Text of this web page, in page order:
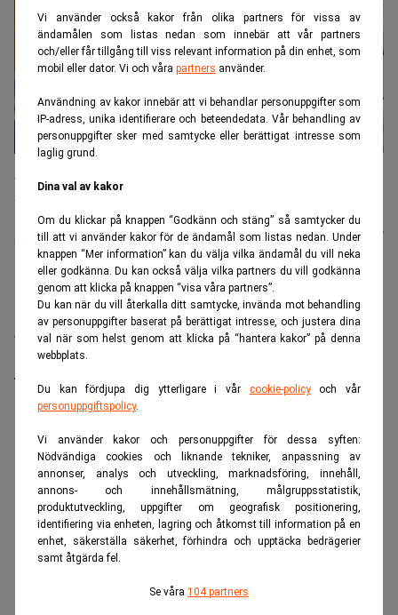
Vi använder också kakor från olika partners för vissa av
ändamålen som listas nedan som innebär att vår partners
och/eller får tillgång till viss relevant information på din enhet, som
mobil eller dator. Vi och våra partners använder.
Användning av kakor innebär att vi behandlar personuppgifter som
IP-adress, unika identifierare och beteendedata. Vår behandling av
personuppgifter sker med samtycke eller berättigat intresse som
laglig grund.
Dina val av kakor
Om du klickar på knappen “Godkänn och stäng” så samtycker du
till att vi använder kakor för de ändamål som listas nedan. Under
knappen “Mer information” kan du välja vilka ändamål du vill neka
eller godkänna. Du kan också välja vilka partners du vill godkänna
genom att klicka på knappen “visa våra partners”.
Du kan när du vill återkalla ditt samtycke, invända mot behandling
av personuppgifter baserat på berättigat intresse, och justera dina
val när som helst genom att klicka på “hantera kakor” på denna
webbplats.
Du kan fördjupa dig ytterligare i vår cookie-policyoch vår
personuppgiftspolicy.
Vi använder kakor och personuppgifter för dessa syften:
Nödvändiga cookies och liknande tekniker, anpassning av
annonser, analys och utveckling, marknadsföring, innehåll,
annons- och innehållsmätning, målgruppsstatistik,
produktutveckling, uppgifter om geografisk positionering,
identifiering via enheten, lagring och åtkomst till information på en
enhet, säkerställa säkerhet, förhindra och upptäcka bedrägerier
samt åtgärda fel.
Se våra 104 partners
Pete Hegseth och den amerikanska militären har problem med
tillgången till aluminium. (Foto: Nathan Howard /AP/Stian Lysberg
Johan
Colliander
Publicerad: 09 aug. 2026
Ett amerikanskt krigsspel förra sommaren pekade ut
en kritisk sårbarhet i landets aluminiumförsörjning –
månader innan USA gick till attack mot Iran. Det
framgår av en analys av övningen.
ANNONS